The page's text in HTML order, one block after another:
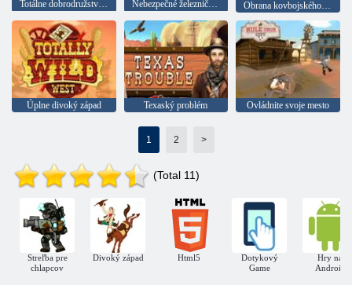
Totálne dobrodružstvá na divokom západe Nebezpečné železničné priecestie
Úplne divoký západ Texaský problém Ovládnite svoje mesto
1 2 >
(Total 11)
Streľba pre
chlapcov
Divoký západ Html5
Dotykový
Game
Hry na
Android